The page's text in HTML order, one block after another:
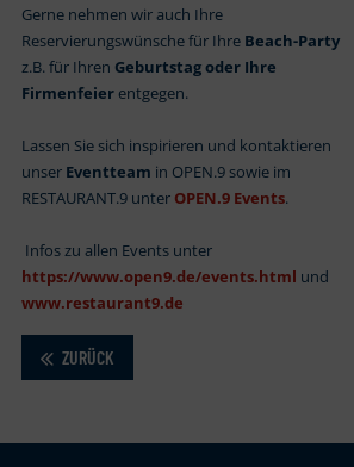
Gerne nehmen wir auch Ihre
Reservierungswünsche für Ihre Beach-Party
z.B. für Ihren Geburtstag oder Ihre
Firmenfeier entgegen.
Lassen Sie sich inspirieren und kontaktieren
unser Eventteam in OPEN.9 sowie im
RESTAURANT.9 unterOPEN.9 Events.
Infos zu allen Events unter
https://www.open9.de/events.html und
www.restaurant9.de
ZURÜCK